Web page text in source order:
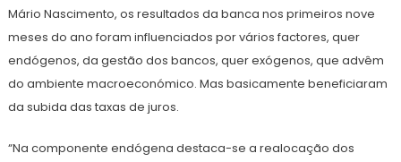
Mário Nascimento, os resultados da banca nos primeiros nove
meses do ano foram influenciados por vários factores, quer
endógenos, da gestão dos bancos, quer exógenos, que advêm
do ambiente macroeconómico. Mas basicamente beneficiaram
da subida das taxas de juros.
“Na componente endógena destaca-se a realocação dos